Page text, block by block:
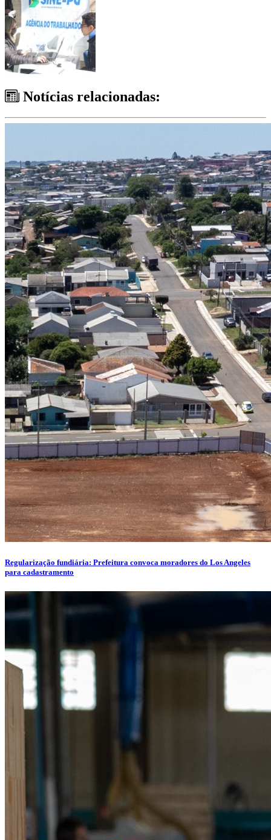
Notícias relacionadas:
Regularização fundiária: Prefeitura convoca moradores do Los Angeles
para cadastramento